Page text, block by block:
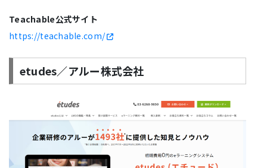
Teachable公式サイト
https://teachable.com/
etudes／アルー株式会社